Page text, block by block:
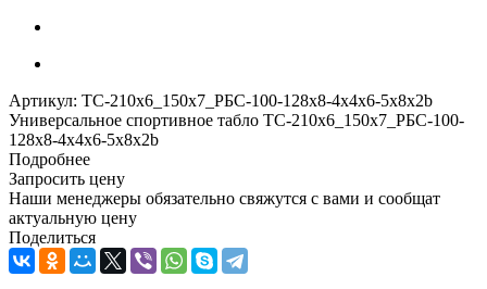
Артикул: ТС-210х6_150х7_РБС-100-128х8-4х4х6-5х8х2b
Универсальное спортивное табло ТС-210х6_150х7_РБС-100-
128х8-4х4х6-5х8х2b
Подробнее
Запросить цену
Наши менеджеры обязательно свяжутся с вами и сообщат
актуальную цену
Поделиться